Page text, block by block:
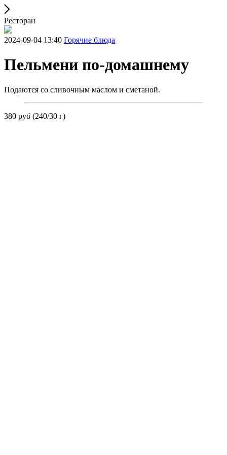
Ресторан
2024-09-04 13:40 Горячие блюда
Пельмени по-домашнему
Подаются со сливочным маслом и сметаной.
380 руб (240/30 г)